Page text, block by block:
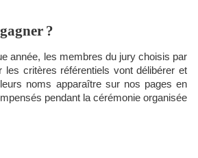
?
année, les membres du jury choisis par
les critères référentiels vont délibérer et
noms apparaître sur nos pages en
pendant la cérémonie organisée